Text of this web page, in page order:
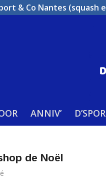
& Co Nantes (squash
ANNIV’
de Noël